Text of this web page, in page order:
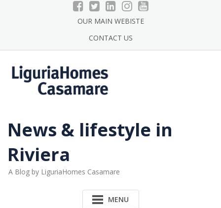
OUR MAIN WEBISTE
CONTACT US
News & lifestyle in
Riviera
A Blog by LiguriaHomes Casamare
MENU